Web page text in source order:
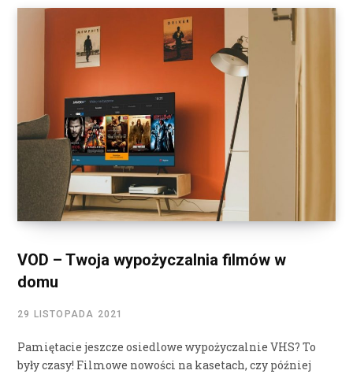
VOD – Twoja wypożyczalnia filmów w
domu
29 LISTOPADA 2021
Pamiętacie jeszcze osiedlowe wypożyczalnie VHS? To
były czasy! Filmowe nowości na kasetach, czy później